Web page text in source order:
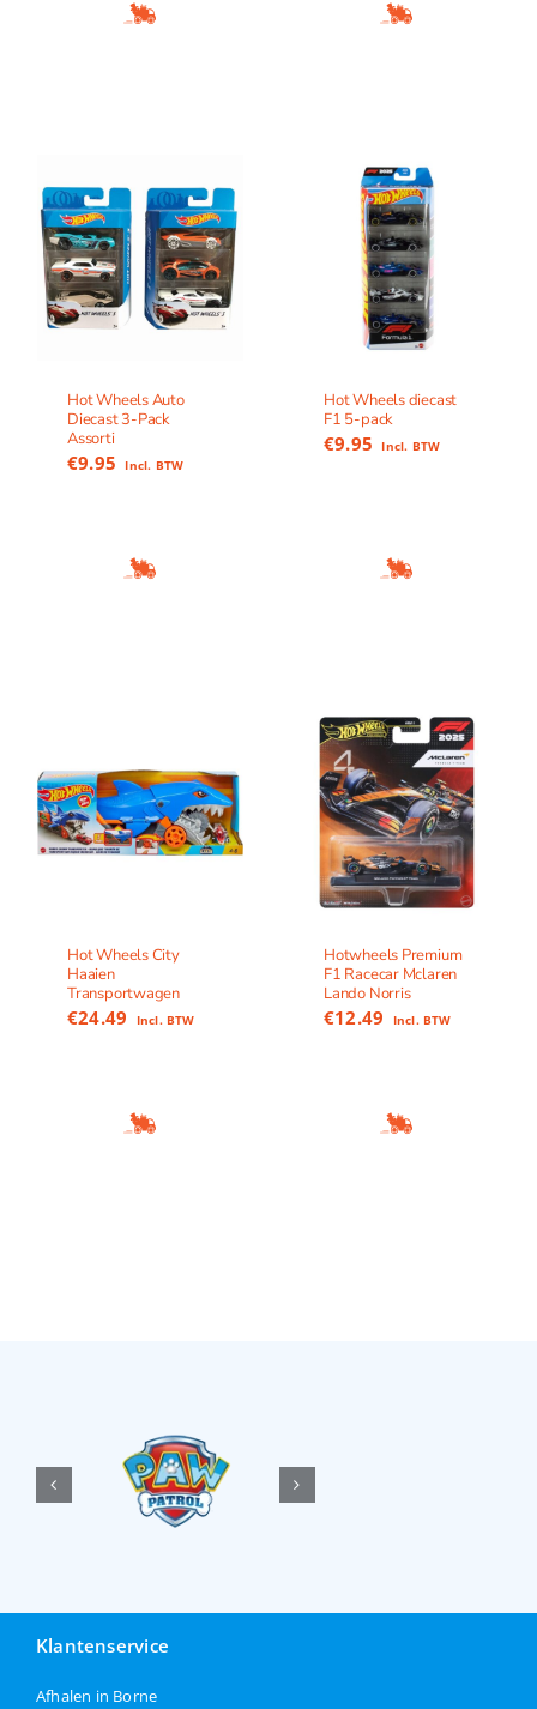
Hot Wheels Auto
Diecast 3-Pack
Assorti
€9.95 Incl. BTW
Hot Wheels diecast
F1 5-pack
€9.95 Incl. BTW
Hot Wheels City
Haaien
Transportwagen
€24.49 Incl. BTW
Hotwheels Premium
F1 Racecar Mclaren
Lando Norris
€12.49 Incl. BTW
Klantenservice
Afhalen in Borne